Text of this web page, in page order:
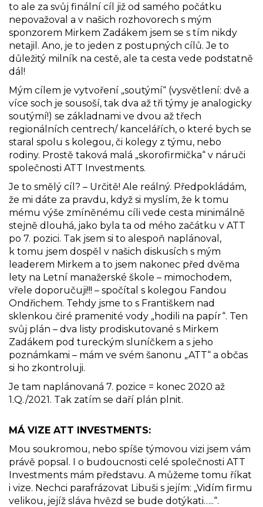
to ale za svůj finální cíl již od samého počátku
nepovažoval a v našich rozhovorech s mým
sponzorem Mirkem Zadákem jsem se s tím nikdy
netajil. Ano, je to jeden z postupných cílů. Je to
důležitý milník na cestě, ale ta cesta vede podstatně
dál!
Mým cílem je vytvoření „soutýmí“ (vysvětlení: dvě a
více soch je sousoší, tak dva až tři týmy je analogicky
soutýmí!) se základnami ve dvou až třech
regionálních centrech/ kancelářích, o které bych se
staral spolu s kolegou, či kolegy z týmu, nebo
rodiny. Prostě taková malá „skorofirmička“ v náruči
společnosti ATT Investments.
Je to smělý cíl? – Určitě! Ale reálný. Předpokládám,
že mi dáte za pravdu, když si myslím, že k tomu
mému výše zmíněnému cíli vede cesta minimálně
stejně dlouhá, jako byla ta od mého začátku v ATT
po 7. pozici. Tak jsem si to alespoň naplánoval,
k tomu jsem dospěl v našich diskusích s mým
leaderem Mirkem a to jsem nakonec před dvěma
lety na Letní manažerské škole – mimochodem,
vřele doporučuji!!! – spočítal s kolegou Fandou
Ondřichem. Tehdy jsme to s Františkem nad
sklenkou čiré pramenité vody „hodili na papír“. Ten
svůj plán – dva listy prodiskutované s Mirkem
Zadákem pod tureckým sluníčkem a s jeho
poznámkami – mám ve svém šanonu „ATT“ a občas
si ho zkontroluji.
Je tam naplánovaná 7. pozice = konec 2020 až
1.Q./2021. Tak zatím se daří plán plnit.
MÁ VIZE ATT INVESTMENTS:
Mou soukromou, nebo spíše týmovou vizi jsem vám
právě popsal. I o budoucnosti celé společnosti ATT
Investments mám představu. A můžeme tomu říkat
i vize. Nechci parafrázovat Libuši s jejím: „Vidím firmu
velikou, jejíž sláva hvězd se bude dotýkati…..“.